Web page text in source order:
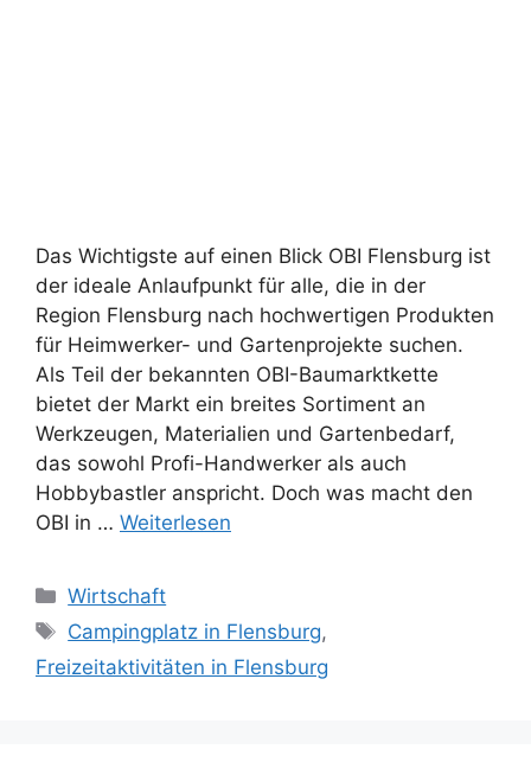
Das Wichtigste auf einen Blick OBI Flensburg ist
der ideale Anlaufpunkt für alle, die in der
Region Flensburg nach hochwertigen Produkten
für Heimwerker- und Gartenprojekte suchen.
Als Teil der bekannten OBI-Baumarktkette
bietet der Markt ein breites Sortiment an
Werkzeugen, Materialien und Gartenbedarf,
das sowohl Profi-Handwerker als auch
Hobbybastler anspricht. Doch was macht den
OBI in … Weiterlesen
Kategorien
Wirtschaft
Schlagwörter
Campingplatz in Flensburg,
Freizeitaktivitäten in Flensburg